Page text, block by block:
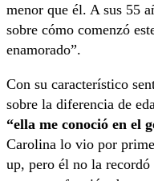
menor que él. A sus 55
sobre cómo comenzó
enamorado”.
Con su característico
sobre la diferencia de
“ella me conoció en el
Carolina lo vio por
up, pero él no la